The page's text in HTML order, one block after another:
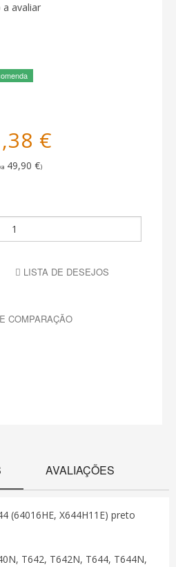
avaliar
€
49,90 €)
LISTA DE DESEJOS
COMPARAÇÃO
AVALIAÇÕES
(64016HE, X644H11E) preto
T642, T642N, T644, T644N,